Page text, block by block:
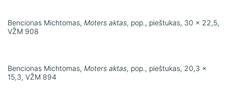
Bencionas Michtomas, Moters aktas, pop., pieštukas, 30 x 22,5,
VŽM 908
Bencionas Michtomas, Moters aktas, pop., pieštukas, 20,3 x
15,3, VŽM 894